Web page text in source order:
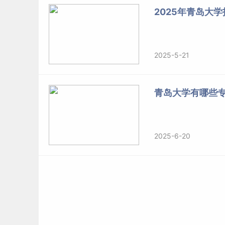
2025年青岛大学
2025-5-21
青岛大学有哪些
2025-6-20